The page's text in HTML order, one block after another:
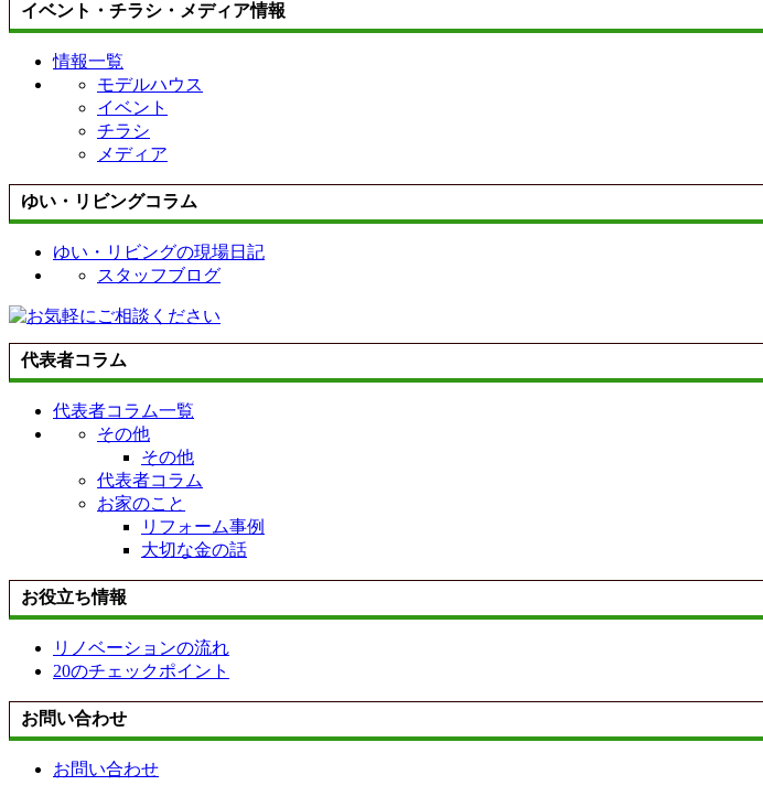
イベント・チラシ・メディア情報
情報一覧
モデルハウス
イベント
チラシ
メディア
ゆい・リビングコラム
ゆい・リビングの現場日記
スタッフブログ
代表者コラム
代表者コラム一覧
その他
その他
代表者コラム
お家のこと
リフォーム事例
大切な金の話
お役立ち情報
リノベーションの流れ
20のチェックポイント
お問い合わせ
お問い合わせ